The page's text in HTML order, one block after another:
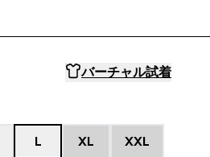
バーチャル試着
L XL XXL